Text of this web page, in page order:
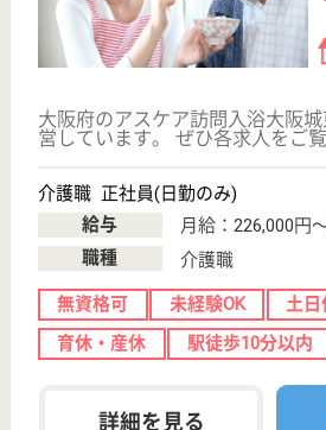
十三駅徒歩7分
介護老人保健施
設, デイケア, シ
150床という大阪市内最大級の規模で介護に携わって
いる施設です
介護職 正社員(日勤のみ)
給与
月給：241,790円〜
給料多め 無資格可 未経験OK
土日休み
車通勤OK
育休・産休
詳細を見る WEB問合せ
健友会 帝塚山病院